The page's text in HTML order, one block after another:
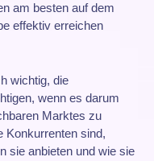
am besten auf dem
effektiv erreichen
wichtig, die
wenn es darum
Marktes zu
Konkurrenten sind,
sie anbieten und wie sie